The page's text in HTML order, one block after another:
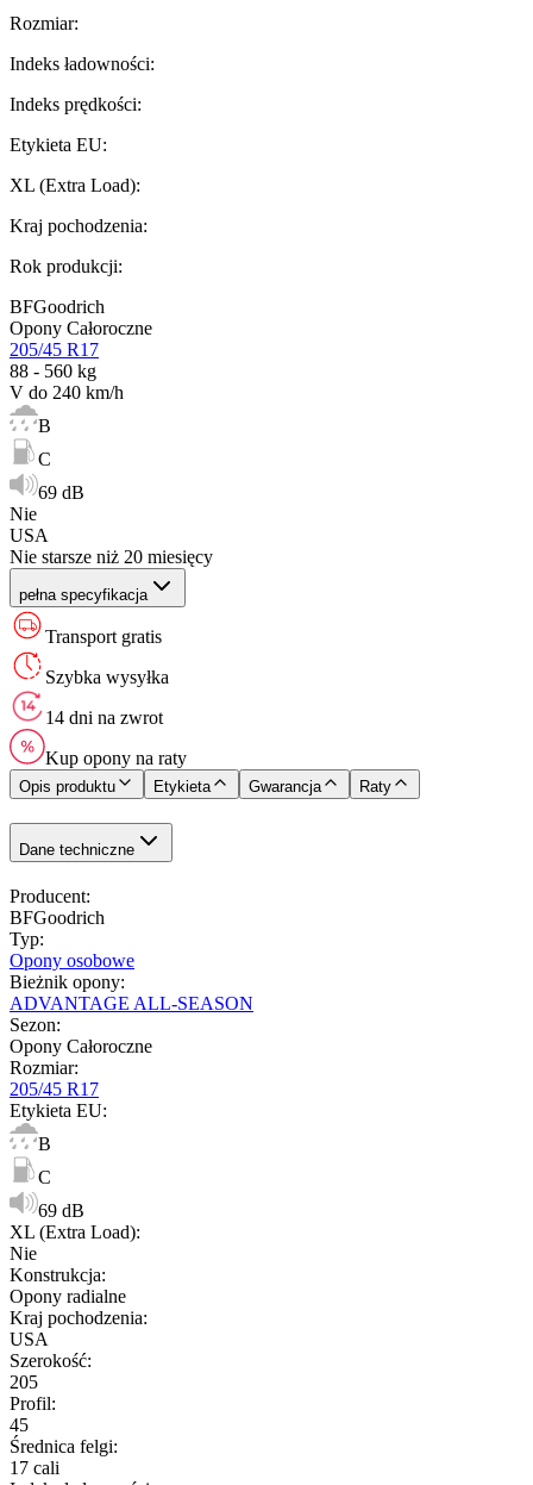
Rozmiar:
Indeks ładowności:
Indeks prędkości:
Etykieta EU:
XL (Extra Load):
Kraj pochodzenia:
Rok produkcji:
BFGoodrich
Opony Całoroczne
205/45 R17
88 - 560 kg
V do 240 km/h
B
C
69 dB
Nie
USA
Nie starsze niż 20 miesięcy
pełna specyfikacja
Transport gratis
Szybka wysyłka
14 dni na zwrot
Kup opony na raty
Opis produktu Etykieta Gwarancja Raty
Dane techniczne
Producent:
BFGoodrich
Typ:
Opony osobowe
Bieżnik opony:
ADVANTAGE ALL-SEASON
Sezon:
Opony Całoroczne
Rozmiar:
205/45 R17
Etykieta EU:
B
C
69 dB
XL (Extra Load):
Nie
Konstrukcja:
Opony radialne
Kraj pochodzenia:
USA
Szerokość:
205
Profil:
45
Średnica felgi:
17 cali